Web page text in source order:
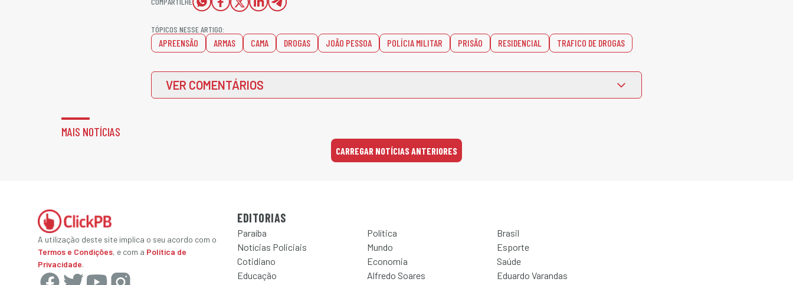
TÓPICOS NESSE ARTIGO:
APREENSÃO ARMAS CAMA DROGAS JOÃO PESSOA POLÍCIA MILITAR PRISÃO RESIDENCIAL TRAFICO DE DROGAS
VER COMENTÁRIOS
MAIS NOTÍCIAS
CARREGAR NOTÍCIAS ANTERIORES
A utilização deste site implica o seu acordo com o
Termos e Condições, e com a Política de
Privacidade.
EDITORIAS
Paraíba Política
Brasil
Notícias Policiais
Mundo
Esporte
Cotidiano
Economia
Saúde
Educação
Alfredo Soares
Eduardo Varandas